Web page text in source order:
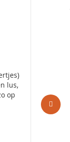
lus,
op